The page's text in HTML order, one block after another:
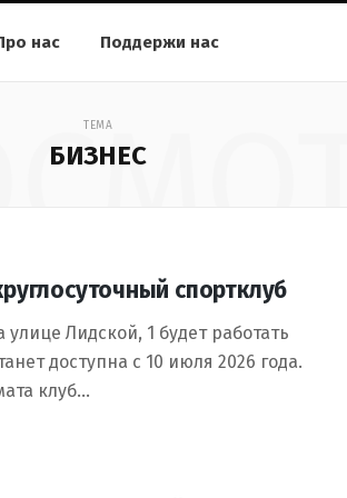
нас Поддержи нас
ТЕМА
БИЗНЕС
спортклуб
Лидской, 1 будет работать
доступна с 10 июля 2026 года.
клуб…